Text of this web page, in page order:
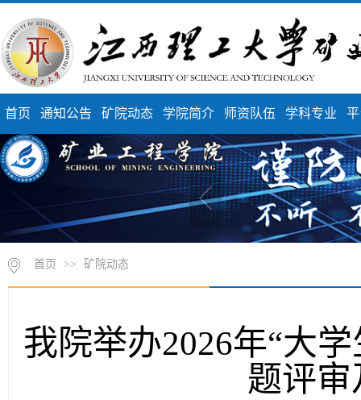
首页 通知公告 矿院动态 学院简介 师资队伍 学科专业
首页 >> 矿院动态
我院举办2026年“大
题评